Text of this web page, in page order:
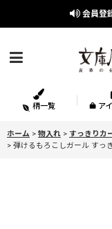
会員登
柄一覧 ア
ホーム > 物入れ > すっきりカ
> 弾けるもろこしガール すっ